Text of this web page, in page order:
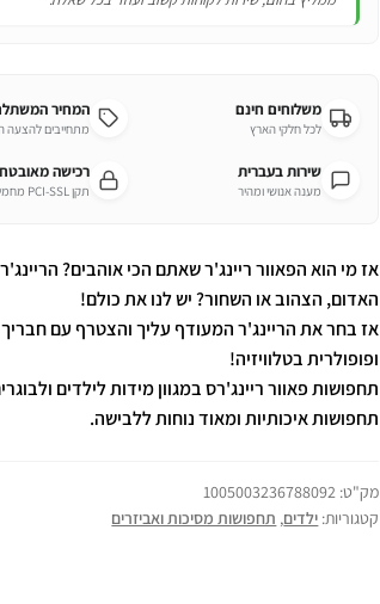
משלוחים חינם
לכל חלקי הארץ
המחיר
מתחייבים להצעה
שירות בעברית
מענה אנושי ומהיר
רכישה
תקן PCI-SSL מחמיר
אז מי הוא הפאוור ריינג'ר שאתם הכי אוהבים?
האדום, הצהוב או השחור? יש לנו את כולם!
אז בחר את הריינג'ר המעודף עליך והצטרף עם חבריך
ופופולרית בטלוויזיה!
תחפושות פאוור ריינג'רס במגוון מידות לילדים
תחפושות איכותיות ומאוד נוחות ללבישה.
מק"ט: 1005003236788092
קטגוריות: ילדים, תחפושות מסיכות ואביזרים